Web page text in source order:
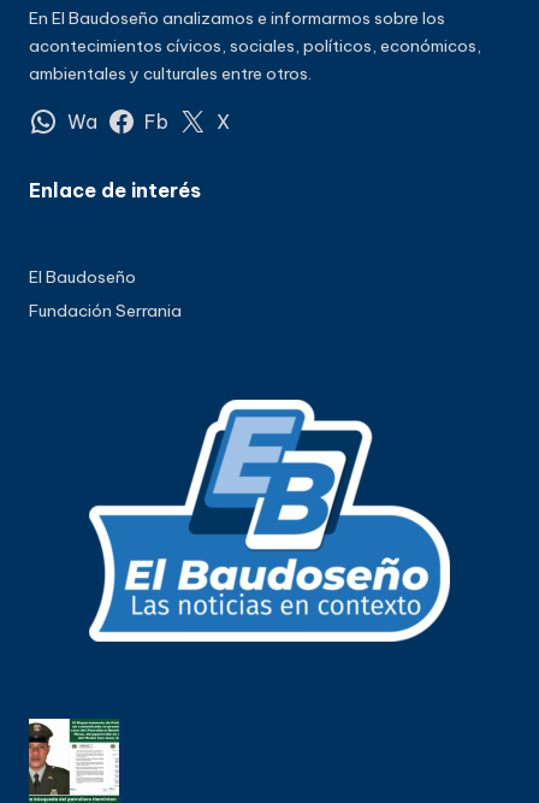
En El Baudoseño analizamos e informarmos sobre los
acontecimientos cívicos, sociales, políticos, económicos,
ambientales y culturales entre otros.
Wa Fb X
Enlace de interés
El Baudoseño
Fundación Serrania